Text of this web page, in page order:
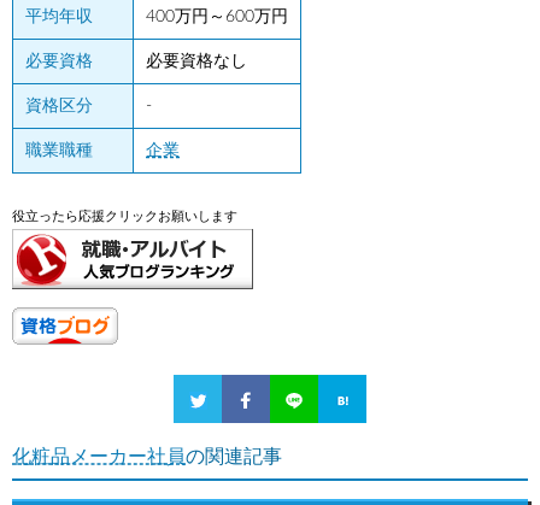
平均年収 400万円～600万円
必要資格 必要資格なし
資格区分 -
職業職種 企業
役立ったら応援クリックお願いします
化粧品メーカー社員の関連記事